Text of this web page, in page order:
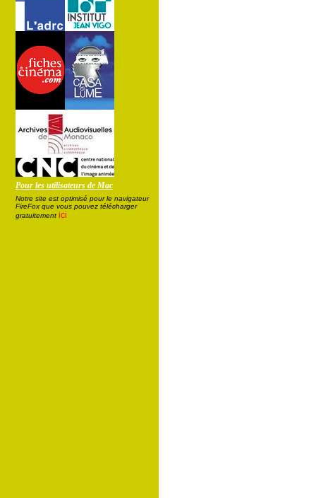
Pour les utilisateurs de Mac
Notre site est optimisé pour le navigateur
FireFox que vous pouvez télécharger
gratuitement ici